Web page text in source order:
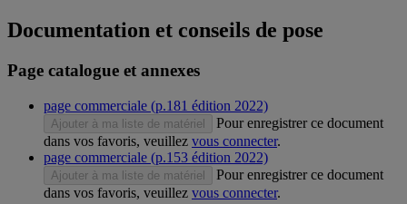
Documentation et conseils de pose
Page catalogue et annexes
page commerciale (p.181 édition 2022)
Ajouter à ma liste de matériel
Pour enregistrer ce document
dans vos favoris, veuillez vous connecter.
page commerciale (p.153 édition 2022)
Ajouter à ma liste de matériel
Pour enregistrer ce document
dans vos favoris, veuillez vous connecter.